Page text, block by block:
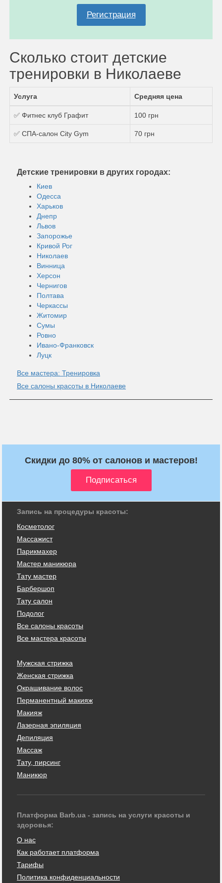
Регистрация
Сколько стоит детские
тренировки в Николаеве
Услуга Средняя цена
✅ Фитнес клуб Графит 100 грн
✅ СПА-салон City Gym 70 грн
Детские тренировки в других городах:
Киев
Одесса
Харьков
Днепр
Львов
Запорожье
Кривой Рог
Николаев
Винница
Херсон
Чернигов
Полтава
Черкассы
Житомир
Сумы
Ровно
Ивано-Франковск
Луцк
Все мастера: Тренировка
Все салоны красоты в Николаеве
Скидки до 80% от салонов и мастеров!
Запись на процедуры красоты:
Косметолог
Массажист
Парикмахер
Мастер маникюра
Тату мастер
Барбершоп
Тату салон
Подолог
Все салоны красоты
Все мастера красоты
Мужская стрижка
Женская стрижка
Окрашивание волос
Перманентный макияж
Макияж
Лазерная эпиляция
Депиляция
Массаж
Тату, пирсинг
Маникюр
Платформа Barb.ua - запись на услуги красоты и
здоровья:
О нас
Как работает платформа
Тарифы
Политика конфиденциальности